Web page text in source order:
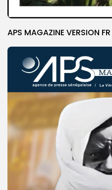
APS MAGAZINE VERSION FR